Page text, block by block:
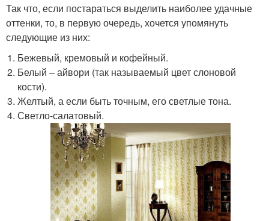
Так что, если постараться выделить наиболее удачные
оттенки, то, в первую очередь, хочется упомянуть
следующие из них:
Бежевый, кремовый и кофейный.
Белый – айвори (так называемый цвет слоновой
кости).
Желтый, а если быть точным, его светлые тона.
Светло-салатовый.